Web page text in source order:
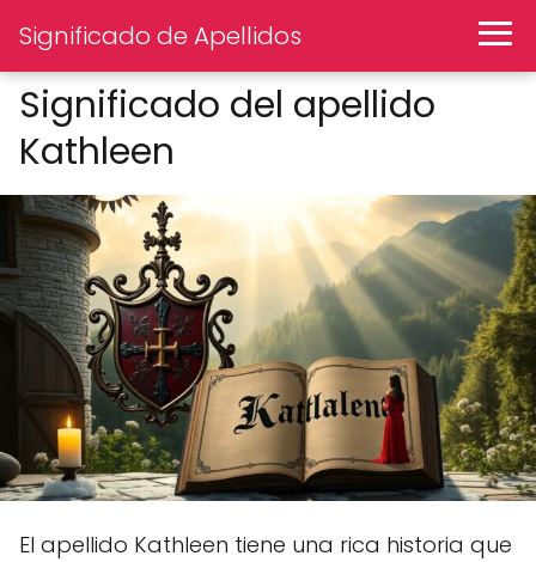
Significado de Apellidos
Significado del apellido
Kathleen
El apellido Kathleen tiene una rica historia que